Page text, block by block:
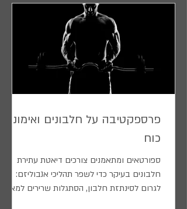
פרספקטיבה על חלבונים ואימוני
כוח
ספורטאים ומתאמנים צורכים דיאטת עתירת
חלבונים בעיקר כדי לשפר תהליכי אנבוליזם:
לגרום לסינתזת חלבון, הסתגלות שרירים למאמץ